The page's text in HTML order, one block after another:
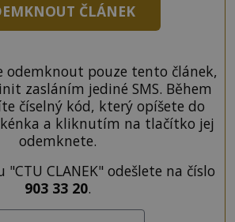
ČLÁNEK
odemknout pouze tento článek,
zasláním jediné SMS. Během
číselný kód, který opíšete do
a kliknutím na tlačítko jej
odemknete.
CLANEK" odešlete na číslo
903 33 20.